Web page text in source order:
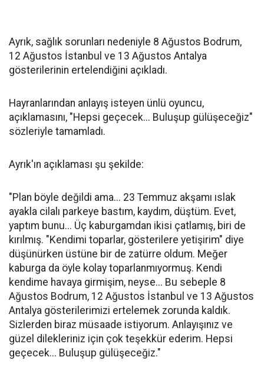
Ayrık, sağlık sorunları nedeniyle 8 Ağustos Bodrum,
12 Ağustos İstanbul ve 13 Ağustos Antalya
gösterilerinin ertelendiğini açıkladı.
Hayranlarından anlayış isteyen ünlü oyuncu,
açıklamasını, "Hepsi geçecek... Buluşup gülüşeceğiz"
sözleriyle tamamladı.
Ayrık'ın açıklaması şu şekilde:
"Plan böyle değildi ama... 23 Temmuz akşamı ıslak
ayakla cilalı parkeye bastım, kaydım, düştüm. Evet,
yaptım bunu... Üç kaburgamdan ikisi çatlamış, biri de
kırılmış. "Kendimi toparlar, gösterilere yetişirim" diye
düşünürken üstüne bir de zatürre oldum. Meğer
kaburga da öyle kolay toparlanmıyormuş. Kendi
kendime havaya girmişim, neyse... Bu sebeple 8
Ağustos Bodrum, 12 Ağustos İstanbul ve 13 Ağustos
Antalya gösterilerimizi ertelemek zorunda kaldık.
Sizlerden biraz müsaade istiyorum. Anlayışınız ve
güzel dilekleriniz için çok teşekkür ederim. Hepsi
geçecek... Buluşup gülüşeceğiz."